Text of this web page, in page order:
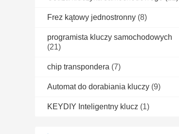
Frez kątowy jednostronny (8)
programista kluczy samochodowych
(21)
chip transpondera (7)
Automat do dorabiania kluczy (9)
KEYDIY Inteligentny klucz (1)